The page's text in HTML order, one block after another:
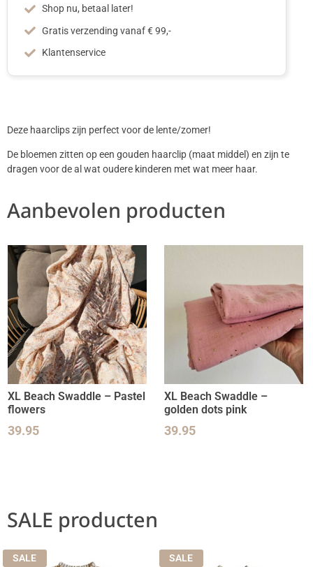
Shop nu, betaal later!
Gratis verzending vanaf € 99,-
Klantenservice
Deze haarclips zijn perfect voor de lente/zomer!
De bloemen zitten op een gouden haarclip (maat middel) en zijn te
dragen voor de al wat oudere kinderen met wat meer haar.
Aanbevolen producten
XL Beach Swaddle – Pastel
flowers
39.95
XL Beach Swaddle –
golden dots pink
39.95
SALE producten
SALE SALE